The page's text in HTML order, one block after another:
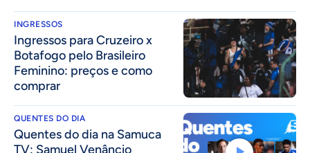
INGRESSOS
Ingressos para Cruzeiro x
Botafogo pelo Brasileiro
Feminino: preços e como
comprar
QUENTES DO DIA
Quentes do dia na Samuca
TV: Samuel Venâncio